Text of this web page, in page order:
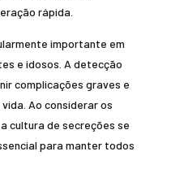
rápida.
importante em
e idosos. A detecção
complicações graves e
Ao considerar os
cultura de secreções se
para manter todos